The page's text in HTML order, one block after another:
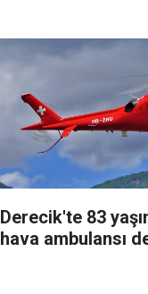
Derecik'te 83
hava ambulansı